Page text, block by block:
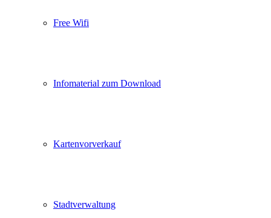
Free Wifi
Infomaterial zum Download
Kartenvorverkauf
Stadtverwaltung